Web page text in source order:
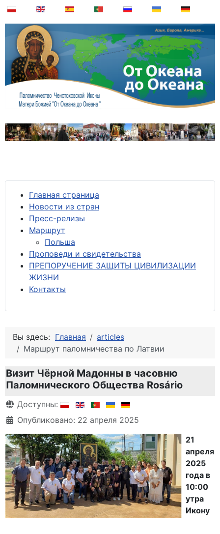
Главная страница
Новости из стран
Пресс-релизы
Маршрут
Польша
Проповеди и свидетельства
ПРЕПОРУЧЕНИЕ ЗАЩИТЫ ЦИВИЛИЗАЦИИ
ЖИЗНИ
Контакты
Вы здесь: Главная
articles
Маршрут паломничества по Латвии
Визит Чёрной Мадонны в часовню
Паломнического Общества Rosário
Информация о материале
Доступны:
Опубликовано: 22 апреля 2025
21
апреля
2025
года в
10:00
утра
Икону